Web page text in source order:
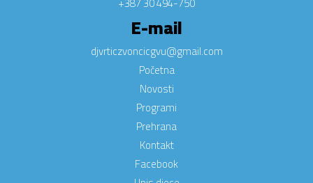
E-mail
djvrticzvoncicgvu@gmail.com
Početna
Novosti
Programi
Prehrana
Kontakt
Facebook